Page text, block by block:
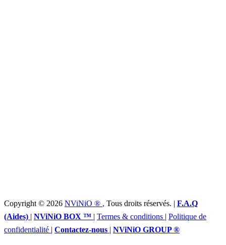
Copyright © 2026 NViNiO ® , Tous droits réservés. | F.A.Q
(Aides) | NViNiO BOX ™ | Termes & conditions | Politique de
confidentialité | Contactez-nous | NViNiO GROUP ®